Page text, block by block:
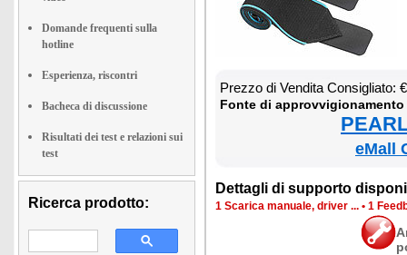
Domande frequenti sulla
hotline
Esperienza, riscontri
Bacheca di discussione
Risultati dei test e relazioni sui
test
Ricerca prodotto:
Prez­zo di Ven­di­ta Con­si­glia­to:
Fon­te di
eMall
Det­ta­gli di sup­por­to
1 Sca­ri­ca ma­nua­le, dri­ver ... • 1